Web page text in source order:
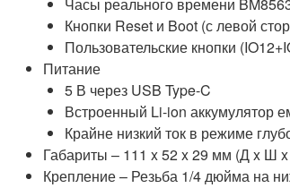
Часы реального времени
Кнопки Reset и Boot (с левой
Пользовательские кнопки
Питание
5 В через USB Type-C
Встроенный Li-ion аккумулятор
Крайне низкий ток в режиме
Габариты – 111 x 52 x 29 мм (Д x Ш
Крепление – Резьба 1/4 дюйма на